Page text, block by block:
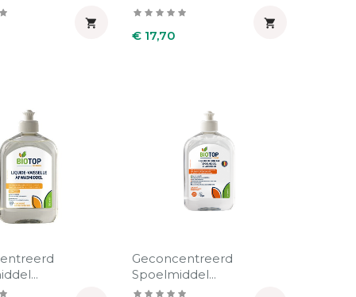

Prijs
€ 17,70

Geconcentreerd
Spoelmiddel...